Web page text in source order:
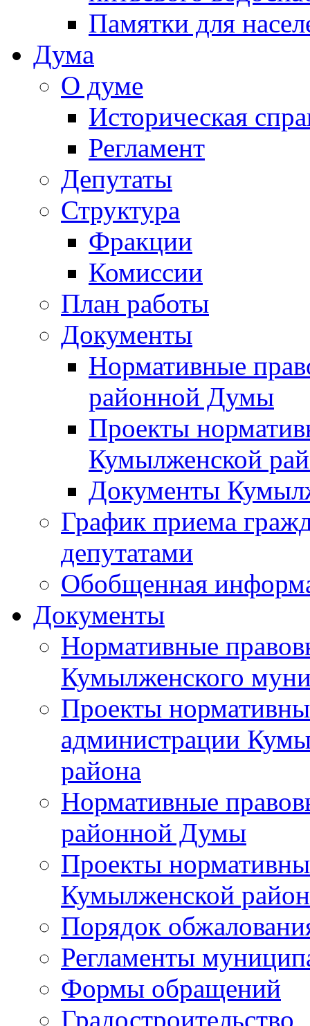
Памятки для
Дума
О думе
Историческая
Регламент
Депутаты
Структура
Фракции
Комиссии
План работы
Документы
Нормативные
районной Думы
Проекты
Кумылженской
Документы
График приема
депутатами
Обобщенная
Документы
Нормативные
Кумылженского
Проекты
администрации
района
Нормативные
районной Думы
Проекты
Кумылженской
Порядок
Регламенты
Формы обращений
Градостроительство